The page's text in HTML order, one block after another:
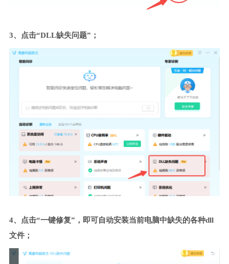
3、点击“DLL缺失问题”；
4、点击“一键修复”，即可自动安装当前电脑中缺失的各种dll
文件；